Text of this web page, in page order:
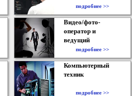
подробнее >>
Видео/фото-
оператор и
ведущий
подробнее >>
Компьютерный
техник
подробнее >>